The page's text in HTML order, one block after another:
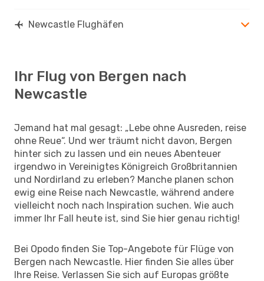
Newcastle Flughäfen
Ihr Flug von Bergen nach
Newcastle
Jemand hat mal gesagt: „Lebe ohne Ausreden, reise
ohne Reue“. Und wer träumt nicht davon, Bergen
hinter sich zu lassen und ein neues Abenteuer
irgendwo in Vereinigtes Königreich Großbritannien
und Nordirland zu erleben? Manche planen schon
ewig eine Reise nach Newcastle, während andere
vielleicht noch nach Inspiration suchen. Wie auch
immer Ihr Fall heute ist, sind Sie hier genau richtig!
Bei Opodo finden Sie Top-Angebote für Flüge von
Bergen nach Newcastle. Hier finden Sie alles über
Ihre Reise. Verlassen Sie sich auf Europas größte